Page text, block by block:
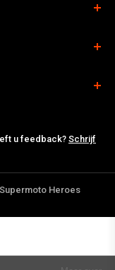
u feedback? Schrijf
Heroes